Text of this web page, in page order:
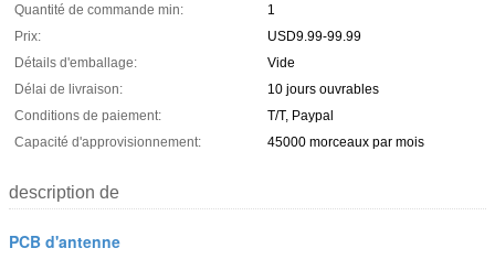
Quantité de commande min:
1
Prix:
USD9.99-99.99
Détails d'emballage:
Vide
Délai de livraison:
10 jours ouvrables
Conditions de paiement:
T/T, Paypal
Capacité d'approvisionnement:
45000 morceaux par mois
description de
PCB d'antenne